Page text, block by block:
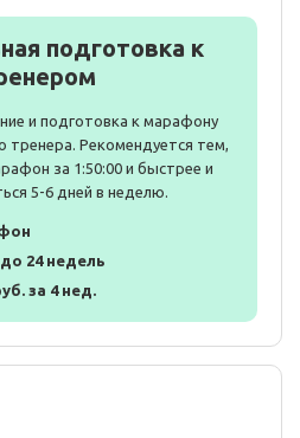
подготовка к
и подготовка к марафону
тренера. Рекомендуется тем,
за 1:50:00 и быстрее и
5-6 дней в неделю.
24 недель
за 4 нед.